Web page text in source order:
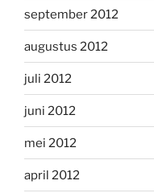
september 2012
augustus 2012
juli 2012
juni 2012
mei 2012
april 2012